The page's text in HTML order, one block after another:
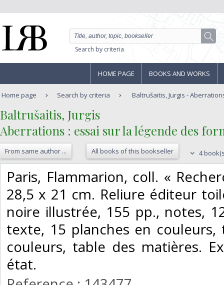
Search by criteria
HOME PAGE BOOKS AND WORKS
Home page Search by criteria Baltrušaitis, Jurgis -
‎Baltrušaitis, Jurgis‎
‎Aberrations : essai sur la légende des
From same author ... All books of this bookseller 4
‎Paris, Flammarion, coll. «
28,5 x 21 cm. Reliure éditeur
noire illustrée, 155 pp., notes,
texte, 15 planches en couleurs,
couleurs, table des matières.
état.‎